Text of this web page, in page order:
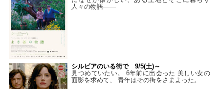
人々の物語――
シルビアのいる街で 9/5(土)～
見つめていたい。 6年前に出会った 美しい女の
面影を求めて、 青年はその街をさまよった。